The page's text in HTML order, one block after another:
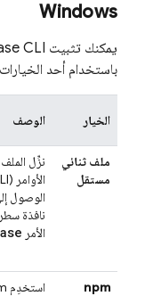
Windows
يمكنك تثبيت
باستخدام أحد الخيارات
الخيار الوصف
ملف ثنائي
مستقل
نزِّل
الوصول
نافذة
الأمر
npm